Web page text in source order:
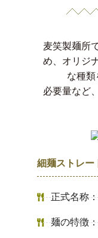
麦笑製麺所
め、オリジ
な種類
必要量など
細麺ストレー
正式名称
麺の特徴